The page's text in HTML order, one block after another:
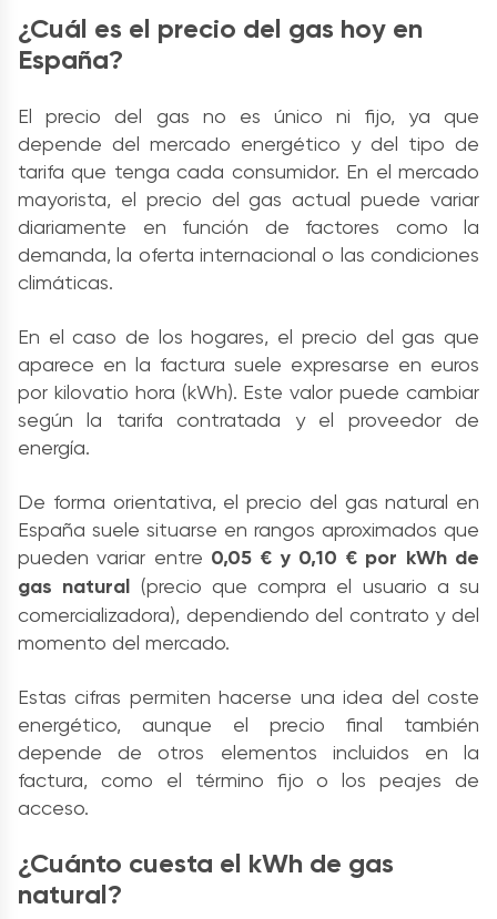
¿Cuál es el precio del gas hoy en
España?
El precio del gas no es único ni fijo, ya que
depende del mercado energético y del tipo de
tarifa que tenga cada consumidor. En el mercado
mayorista, el precio del gas actual puede variar
diariamente en función de factores como la
demanda, la oferta internacional o las condiciones
climáticas.
En el caso de los hogares, el precio del gas que
aparece en la factura suele expresarse en euros
por kilovatio hora (kWh). Este valor puede cambiar
según la tarifa contratada y el proveedor de
energía.
De forma orientativa, el precio del gas natural en
España suele situarse en rangos aproximados que
pueden variar entre 0,05 € y 0,10 € por kWh de
gas natural (precio que compra el usuario a su
comercializadora), dependiendo del contrato y del
momento del mercado.
Estas cifras permiten hacerse una idea del coste
energético, aunque el precio final también
depende de otros elementos incluidos en la
factura, como el término fijo o los peajes de
acceso.
¿Cuánto cuesta el kWh de gas
natural?